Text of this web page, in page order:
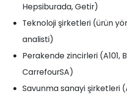
Hepsiburada, Getir)
Teknoloji şirketleri (ürün
analisti)
Perakende zincirleri (A101,
CarrefourSA)
Savunma sanayi şirketleri